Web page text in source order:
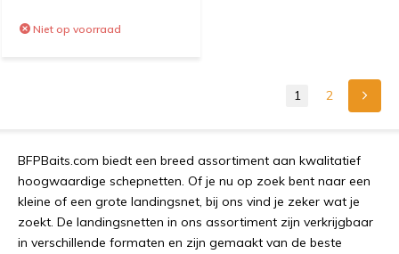
Niet op voorraad
1 2
BFPBaits.com biedt een breed assortiment aan kwalitatief
hoogwaardige schepnetten. Of je nu op zoek bent naar een
kleine of een grote landingsnet, bij ons vind je zeker wat je
zoekt. De landingsnetten in ons assortiment zijn verkrigbaar
in verschillende formaten en zijn gemaakt van de beste